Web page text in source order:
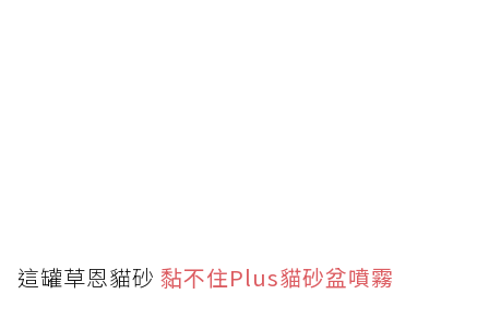
這罐草恩貓砂 黏不住Plus貓砂盆噴霧